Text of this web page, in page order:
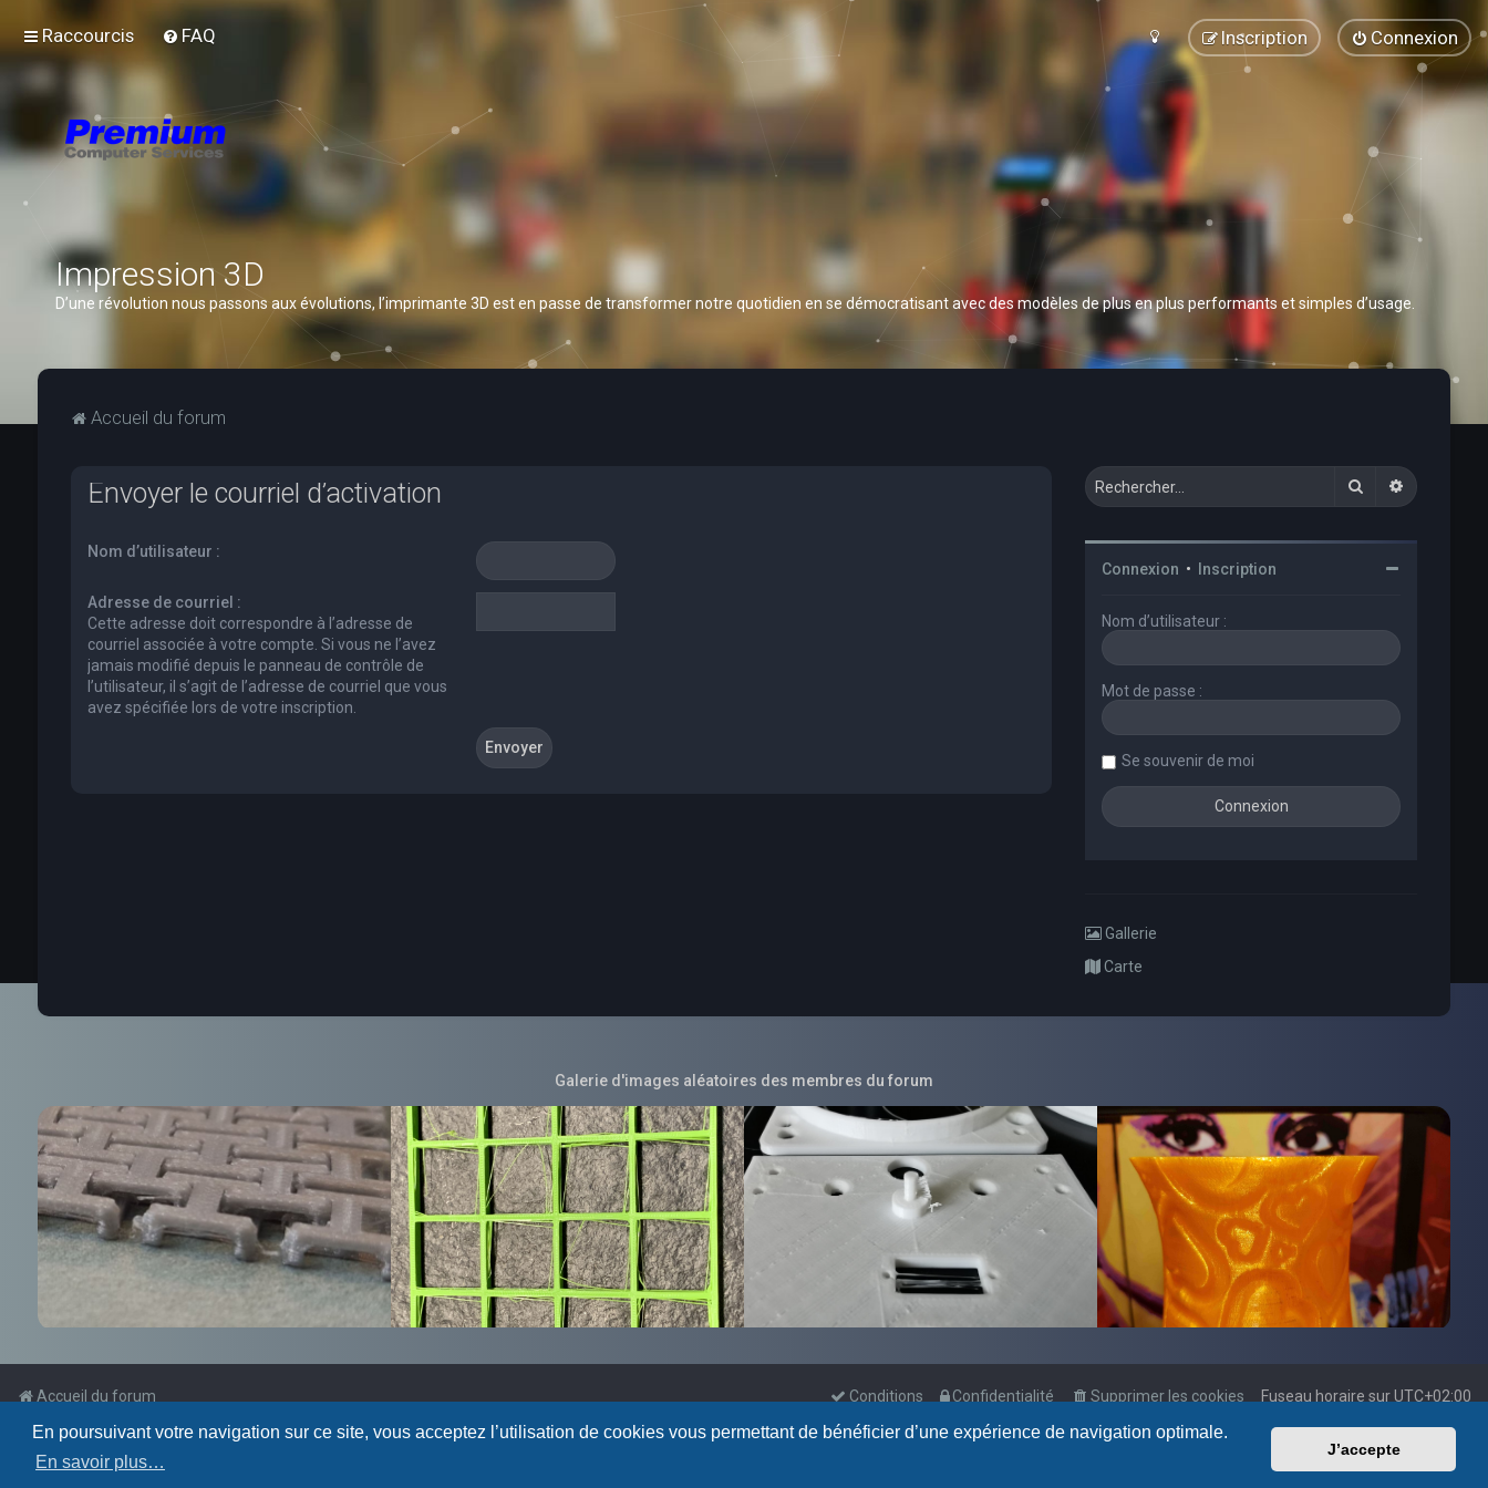
En poursuivant votre navigation sur ce site, vous acceptez l’utilisation de cookies vous permettant de bénéficier d’une expérience de navigation optimale.
En savoir plus…
J’accepte
Raccourcis FAQ Connexion
Inscription
Impression 3D
D’une révolution nous passons aux évolutions, l’imprimante 3D est en passe de transformer notre quotidien en se démocratisant avec des modèles de plus en plus performants et simples d’usage.
Accueil du forum
Envoyer le courriel d’activation
Nom d’utilisateur :
Adresse de courriel :
Cette adresse doit correspondre à l’adresse de
courriel associée à votre compte. Si vous ne l’avez
jamais modifié depuis le panneau de contrôle de
l’utilisateur, il s’agit de l’adresse de courriel que vous
avez spécifiée lors de votre inscription.
Rechercher
Connexion • Inscription
Nom d’utilisateur :
Mot de passe :
Se souvenir de moi
Gallerie
Carte
Galerie d'images aléatoires des membres du forum
Accueil du forum Fuseau horaire surUTC+02:00
Supprimer les cookies
Confidentialité
Conditions
Powered by phpBB
Traduction française officielle